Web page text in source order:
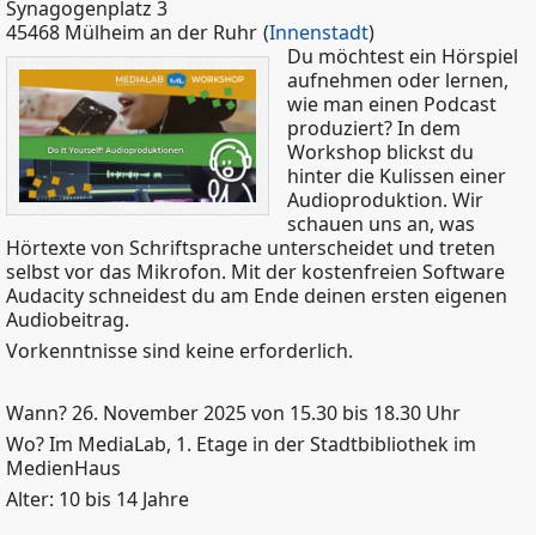
Synagogenplatz 3
45468 Mülheim an der Ruhr (Innenstadt)
Du möchtest ein Hörspiel
aufnehmen oder lernen,
wie man einen Podcast
produziert? In dem
Workshop blickst du
hinter die Kulissen einer
Audioproduktion. Wir
schauen uns an, was
Hörtexte von Schriftsprache unterscheidet und treten
selbst vor das Mikrofon. Mit der kostenfreien Software
Audacity schneidest du am Ende deinen ersten eigenen
Audiobeitrag.
Vorkenntnisse sind keine erforderlich.
Wann? 26. November 2025 von 15.30 bis 18.30 Uhr
Wo? Im MediaLab, 1. Etage in der Stadtbibliothek im
MedienHaus
Alter: 10 bis 14 Jahre